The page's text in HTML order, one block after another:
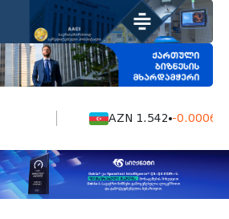
AZN 1.542 -0.0006